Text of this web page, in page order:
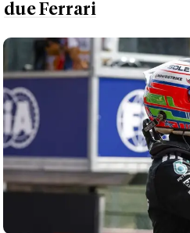
due Ferrari